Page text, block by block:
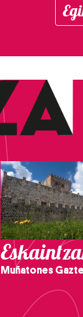
Muñatones